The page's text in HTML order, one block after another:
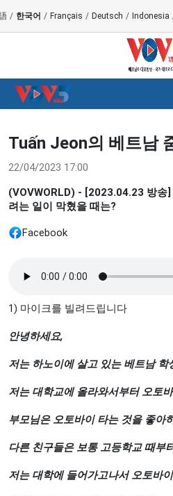
/ 한국어 / Français / Deutsch / Indonesia
Tuấn Jeon의 ​베트남
22/04/2023 17:00
(VOVWORLD) - [2023.04.23 방송
려는 일이 막혔을 때는?
Facebook
1) 마이크를 빌려드립니다
안녕하세요,
저는 하노이에 살고 있는 베트남 학
저는 대학교에 올라와서부터 오토
부모님은 오토바이 타는 것을 좋아
다른 친구들은 보통 고등학교 때부
저는 대학에 들어가고나서 오토바이